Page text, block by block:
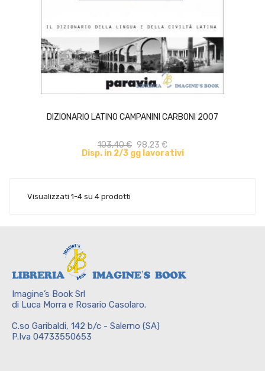
DIZIONARIO LATINO CAMPANINI CARBONI 2007
103,40 € 98,23 €
Disp. in 2/3 gg lavorativi
Visualizzati 1-4 su 4 prodotti
Imagine’s Book Srl
di Luca Morra e Rosario Casolaro.
C.so Garibaldi, 142 b/c - Salerno (SA)
P.Iva 04733550653